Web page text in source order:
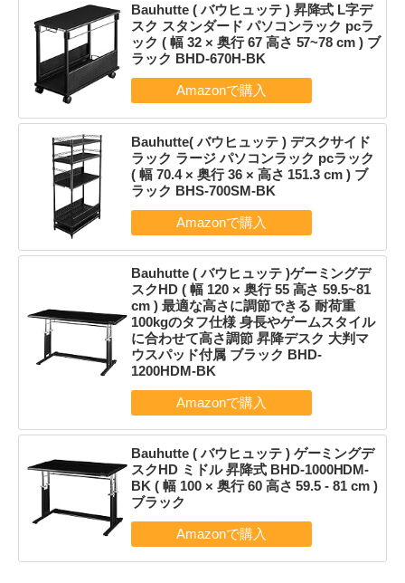
Bauhutte ( バウヒュッテ ) 昇降式 L字デ
スク スタンダード パソコンラック pcラ
ック ( 幅 32 × 奥行 67 高さ 57~78 cm ) ブ
ラック BHD-670H-BK
Bauhutte( バウヒュッテ ) デスクサイド
ラック ラージ パソコンラック pcラック
( 幅 70.4 × 奥行 36 × 高さ 151.3 cm ) ブ
ラック BHS-700SM-BK
Bauhutte ( バウヒュッテ )ゲーミングデ
スクHD ( 幅 120 × 奥行 55 高さ 59.5~81
cm ) 最適な高さに調節できる 耐荷重
100kgのタフ仕様 身長やゲームスタイル
に合わせて高さ調節 昇降デスク 大判マ
ウスパッド付属 ブラック BHD-
1200HDM-BK
Bauhutte ( バウヒュッテ ) ゲーミングデ
スクHD ミドル 昇降式 BHD-1000HDM-
BK ( 幅 100 × 奥行 60 高さ 59.5 - 81 cm )
ブラック